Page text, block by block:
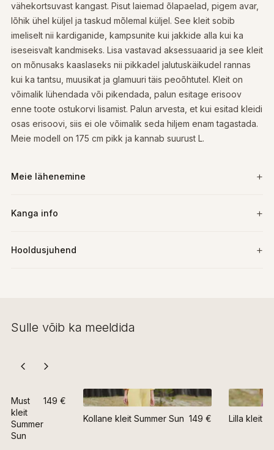
vähekortsuvast kangast. Pisut laiemad õlapaelad, pigem avar,
lõhik ühel küljel ja taskud mõlemal küljel. See kleit sobib
imeliselt nii kardiganide, kampsunite kui jakkide alla kui ka
iseseisvalt kandmiseks. Lisa vastavad aksessuaarid ja see kleit
on mõnusaks kaaslaseks nii pikkadel jalutuskäikudel rannas
kui ka tantsu, muusikat ja glamuuri täis peoõhtutel. Kleit on
võimalik lühendada või pikendada, palun esitage erisoov
enne toote ostukorvi lisamist. Palun arvesta, et kui esitad kleidi
osas erisoovi, siis ei ole võimalik seda hiljem enam tagastada.
Meie modell on 175 cm pikk ja kannab suurust L.
Meie lähenemine
Kanga info
Hooldusjuhend
Sulle võib ka meeldida
Must
kleit
Summer
Sun
149 €
Kollane kleit Summer Sun 149 € Lilla kleit